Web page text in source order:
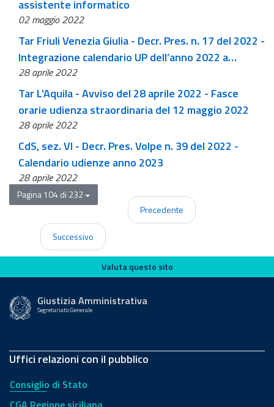
assistente informatico
02 maggio 2022
Tar Friuli Venezia Giulia - Decr. Pres. n. 17 del 2022 -
Integrazione calendario UP dell’anno 2022 a
seguito di elezioni amministrative
28 aprile 2022
Tar L'Aquila - Avviso del 28 aprile 2022 - Fasce
orarie udienza straordinaria del 12 maggio 2022
28 aprile 2022
CdS, sez. VI - Decr. Pres. Volpe n. 39 del 2022 -
Calendario udienze anno 2023
28 aprile 2022
Pagina 104 di 232
Precedente
Successivo
Valuta questo sito
Valuta questo sito
Giustizia Amministrativa
Segretariato Generale
Uffici relazioni con il pubblico
Consiglio di Stato